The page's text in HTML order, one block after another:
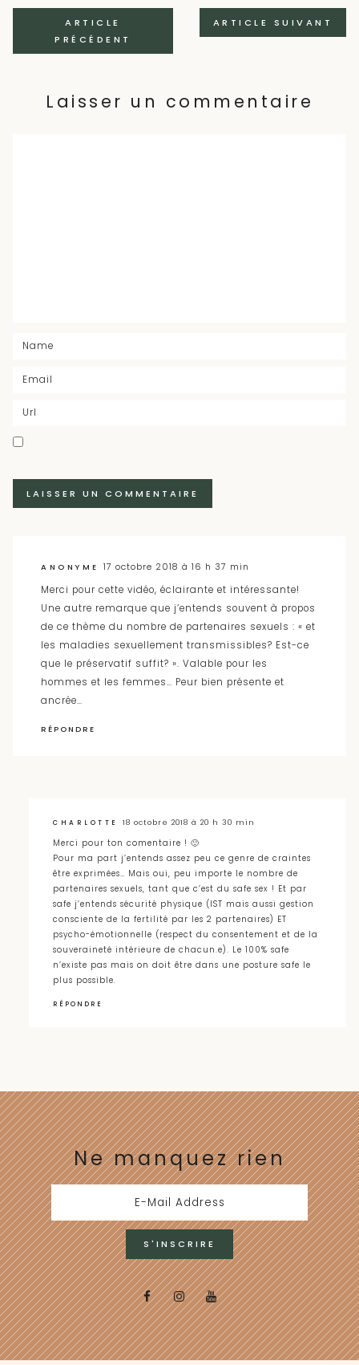
Navigation
des
ARTICLE
PRÉCÉDENT
ARTICLE SUIVANT
Laisser un commentaire
ANONYME 17 octobre 2018 à 16 h 37 min
Merci pour cette vidéo, éclairante et intéressante!
Une autre remarque que j’entends souvent à propos
de ce thème du nombre de partenaires sexuels : « et
les maladies sexuellement transmissibles? Est-ce
que le préservatif suffit? ». Valable pour les
hommes et les femmes… Peur bien présente et
ancrée…
RÉPONDRE
CHARLOTTE
18 octobre 2018 à 20 h 30 min
Merci pour ton comentaire ! 🙂
Pour ma part j’entends assez peu ce genre de craintes
être exprimées… Mais oui, peu importe le nombre de
partenaires sexuels, tant que c’est du safe sex ! Et par
safe j’entends sécurité physique (IST mais aussi gestion
consciente de la fertilité par les 2 partenaires) ET
psycho-émotionnelle (respect du consentement et de la
souveraineté intérieure de chacun.e). Le 100% safe
n’existe pas mais on doit être dans une posture safe le
plus possible.
RÉPONDRE
Ne manquez rien